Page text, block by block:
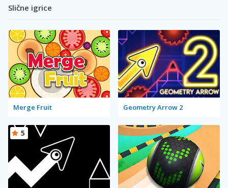
Slične igrice
Merge Fruit Geometry Arrow 2
5